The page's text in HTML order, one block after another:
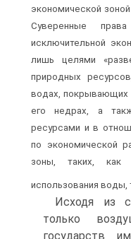
экономической
Суверенные
исключительной
лишь целями
природных
водах, покрывающих
его недрах, а
ресурсами и в
по экономической
зоны, таких, как
использования воды,
Исходя из
только
государств